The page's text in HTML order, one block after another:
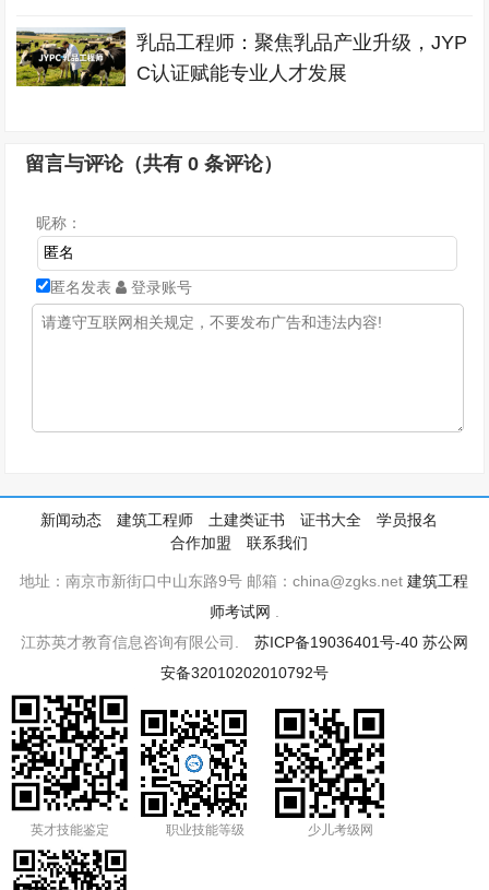
乳品工程师：聚焦乳品产业升级，JYP
C认证赋能专业人才发展
留言与评论（共有0 条评论）
昵称：
匿名发表 登录账号
新闻动态 建筑工程师 土建类证书 证书大全
学员报名
合作加盟
联系我们
地址：南京市新街口中山东路9号 邮箱：china@zgks.net建筑工程
师考试网
江苏英才教育信息咨询有限公司. 苏ICP备19036401号-40 苏公网
安备32010202010792号
英才技能鉴定 职业技能等级 少儿考级网